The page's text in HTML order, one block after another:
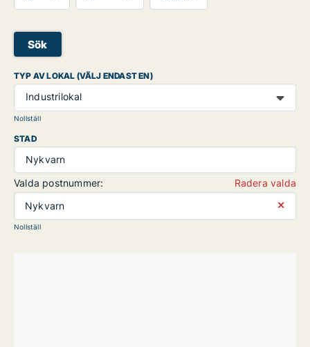
Sök
TYP AV LOKAL (VÄLJ ENDAST EN)
Industrilokal
Nollställ
STAD
Nykvarn
Valda postnummer:
Radera valda
Nykvarn
⨯
Nollställ